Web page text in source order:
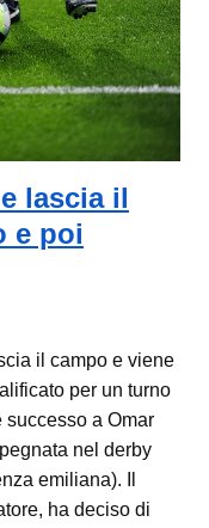
lascia il
e poi
il campo e viene
per un turno
successo a Omar
nel derby
emiliana). Il
ha deciso di